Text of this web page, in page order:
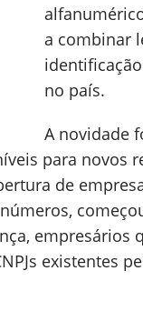
a combinar
no país.
A novidade
para novos
de
empresários
existentes